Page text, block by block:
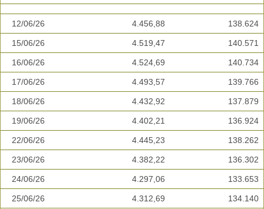
12/06/26 4.456,88 138.624
15/06/26 4.519,47 140.571
16/06/26 4.524,69 140.734
17/06/26 4.493,57 139.766
18/06/26 4.432,92 137.879
19/06/26 4.402,21 136.924
22/06/26 4.445,23 138.262
23/06/26 4.382,22 136.302
24/06/26 4.297,06 133.653
25/06/26 4.312,69 134.140